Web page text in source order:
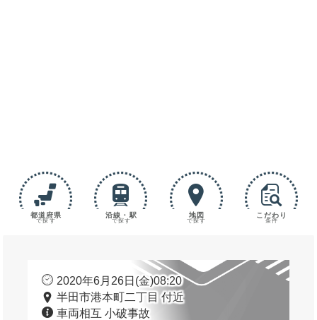
都道府県
で探す
沿線・駅
で探す
地図
で探す
こだわり
条件
2020年6月26日(金)08:20
半田市港本町二丁目 付近
車両相互 小破事故